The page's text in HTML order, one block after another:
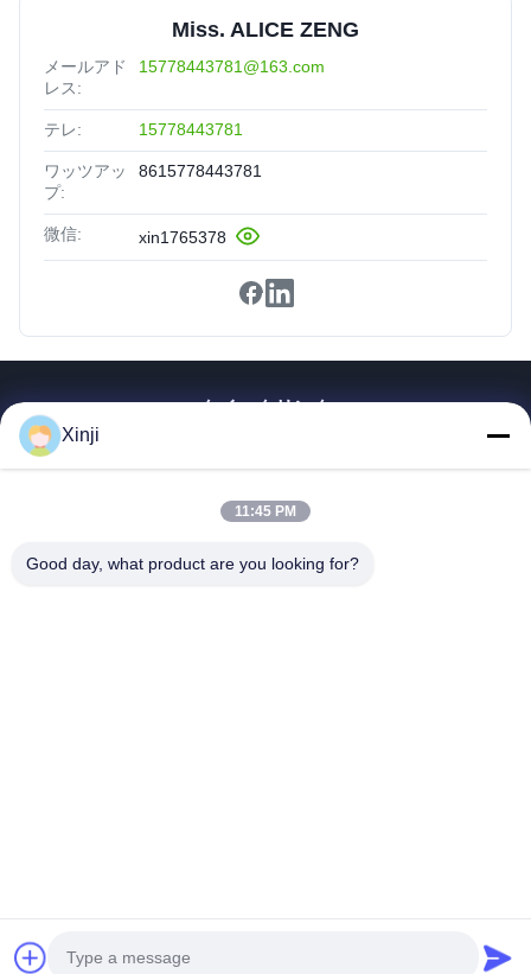
Miss. ALICE ZENG
メールアド
レス:
15778443781@163.com
テレ: 15778443781
ワッツアッ
プ:
8615778443781
微信: xin1765378
クイックリンク
私たちについて
Xinji
11:45 PM
Good day, what product are you looking for?